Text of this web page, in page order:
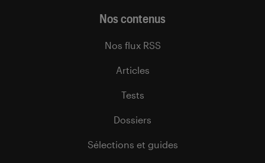
Nos contenus
Nos flux RSS
Articles
Tests
Dossiers
Sélections et guides